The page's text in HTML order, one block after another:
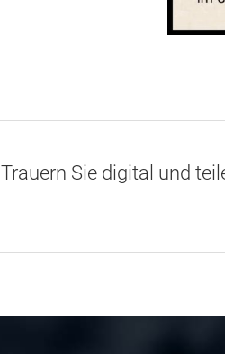
Trauern Sie digital und